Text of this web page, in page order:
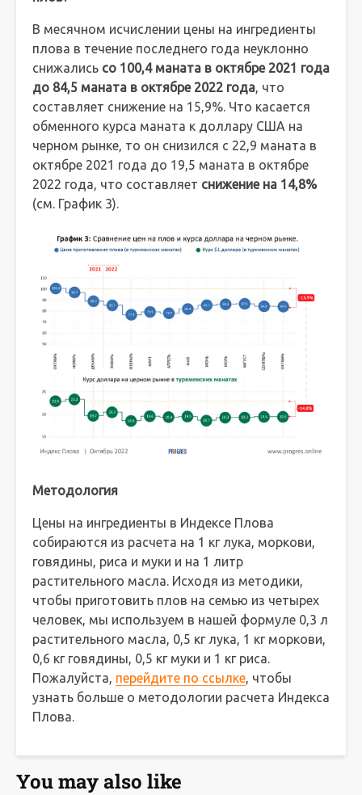
В месячном исчислении цены на ингредиенты
плова в течение последнего года неуклонно
снижались со 100,4 маната в октябре 2021 года
до 84,5 маната в октябре 2022 года, что
составляет снижение на 15,9%. Что касается
обменного курса маната к доллару США на
черном рынке, то он снизился с 22,9 маната в
октябре 2021 года до 19,5 маната в октябре
2022 года, что составляет снижение на 14,8%
(см. График 3).
Методология
Цены на ингредиенты в Индексе Плова
собираются из расчета на 1 кг лука, моркови,
говядины, риса и муки и на 1 литр
растительного масла. Исходя из методики,
чтобы приготовить плов на семью из четырех
человек, мы используем в нашей формуле 0,3 л
растительного масла, 0,5 кг лука, 1 кг моркови,
0,6 кг говядины, 0,5 кг муки и 1 кг риса.
Пожалуйста, перейдите по ссылке, чтобы
узнать больше о методологии расчета Индекса
Плова.
You may also like